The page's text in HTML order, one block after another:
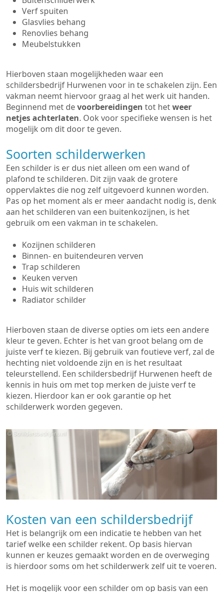
Verf spuiten
Glasvlies behang
Renovlies behang
Meubelstukken
Hierboven staan mogelijkheden waar een
schildersbedrijf Hurwenen voor in te schakelen zijn. Een
vakman neemt hiervoor graag al het werk uit handen.
Beginnend met devoorbereidingen tot hetweer
netjes achterlaten. Ook voor specifieke wensen is het
mogelijk om dit door te geven.
Soorten schilderwerken
Een schilder is er dus niet alleen om een wand of
plafond te schilderen. Dit zijn vaak de grotere
oppervlaktes die nog zelf uitgevoerd kunnen worden.
Pas op het moment als er meer aandacht nodig is, denk
aan het schilderen van een buitenkozijnen, is het
gebruik om een vakman in te schakelen.
Kozijnen schilderen
Binnen- en buitendeuren verven
Trap schilderen
Keuken verven
Huis wit schilderen
Radiator schilder
Hierboven staan de diverse opties om iets een andere
kleur te geven. Echter is het van groot belang om de
juiste verf te kiezen. Bij gebruik van foutieve verf, zal de
hechting niet voldoende zijn en is het resultaat
teleurstellend. Een schildersbedrijf Hurwenen heeft de
kennis in huis om met top merken de juiste verf te
kiezen. Hierdoor kan er ook garantie op het
schilderwerk worden gegeven.
Kosten van een schildersbedrijf
Het is belangrijk om een indicatie te hebben van het
tarief welke een schilder rekent. Op basis hiervan
kunnen er keuzes gemaakt worden en de overweging
is hierdoor soms om het schilderwerk zelf uit te voeren.
Het is mogelijk voor een schilder om op basis van een